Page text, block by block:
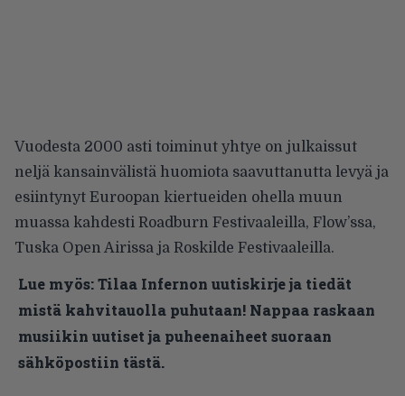
Vuodesta 2000 asti toiminut yhtye on julkaissut
neljä kansainvälistä huomiota saavuttanutta levyä ja
esiintynyt Euroopan kiertueiden ohella muun
muassa kahdesti Roadburn Festivaaleilla, Flow’ssa,
Tuska Open Airissa ja Roskilde Festivaaleilla.
Lue myös:Tilaa Infernon uutiskirje ja tiedät
mistä kahvitauolla puhutaan! Nappaa raskaan
musiikin uutiset ja puheenaiheet suoraan
sähköpostiin tästä.